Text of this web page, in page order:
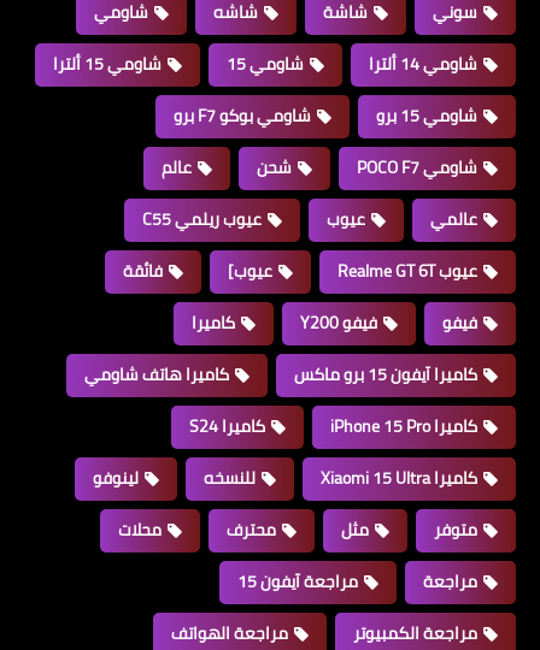
سوني شاشة شاشه
شاومي
شاومي 14 ألترا
شاومي 15
شاومي 15 ألترا
شاومي 15 برو
شاومي بوكو F7 برو
شاومي POCO F7
شحن
عالم
عالمي
عيوب
عيوب ريلمي C55
عيوب Realme GT 6T
عيوب]
فائقة
فيفو
فيفو Y200
كاميرا
كاميرا آيفون 15 برو ماكس
كاميرا هاتف شاومي
كاميرا iPhone 15 Pro
كاميرا S24
كاميرا Xiaomi 15 Ultra
للنسخه
لينوفو
متوفر
مثل محترف
محلات
مراجعة
مراجعة آيفون 15
مراجعة الكمبيوتر
مراجعة الهواتف